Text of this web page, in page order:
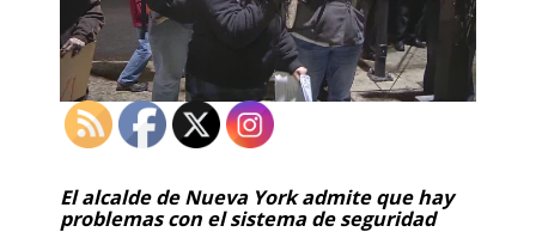
El alcalde de Nueva York admite que hay
problemas con el sistema de seguridad